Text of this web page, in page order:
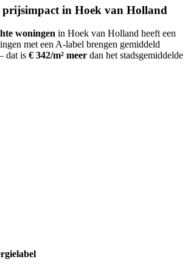
prijsimpact in Hoek van Holland
woningen in Hoek van Holland heeft een
met een A-label brengen gemiddeld
dat is € 342/m² meer dan het stadsgemiddelde